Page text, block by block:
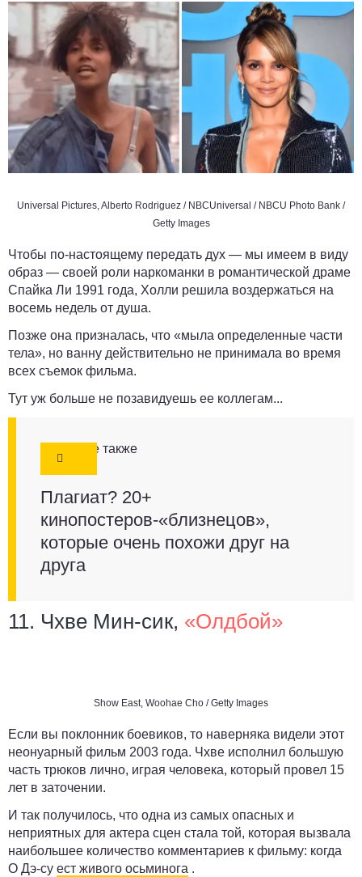
Universal Pictures, Alberto Rodriguez / NBCUniversal / NBCU Photo Bank /
Getty Images
Чтобы по-настоящему передать дух — мы имеем в виду
образ — своей роли наркоманки в романтической драме
Спайка Ли 1991 года, Холли решила воздержаться на
восемь недель от душа.
Позже она призналась, что «мыла определенные части
тела», но ванну действительно не принимала во время
всех съемок фильма.
Тут уж больше не позавидуешь ее коллегам...
Смотрите также
Плагиат? 20+
кинопостеров-«близнецов»,
которые очень похожи друг на
друга
11. Чхве Мин-сик, «Олдбой»
Show East, Woohae Cho / Getty Images
Если вы поклонник боевиков, то наверняка видели этот
неонуарный фильм 2003 года. Чхве исполнил большую
часть трюков лично, играя человека, который провел 15
лет в заточении.
И так получилось, что одна из самых опасных и
неприятных для актера сцен стала той, которая вызвала
наибольшее количество комментариев к фильму: когда
О Дэ-су ест живого осьминога .